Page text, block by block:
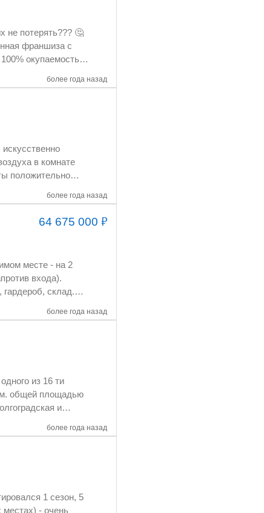
более года назад
более года назад
64 675 000₽
более года назад
более года назад
1 сезон, 5
- очень